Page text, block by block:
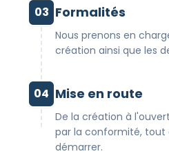
03 Formalités
Nous prenons en
création ainsi que les
04 Mise en route
De la création à
par la conformité, tout
démarrer.